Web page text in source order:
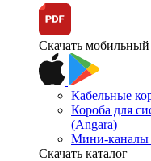
Скачать мобильный
Кабельные
Короба для
(Angara)
Мини-каналы
Скачать каталог